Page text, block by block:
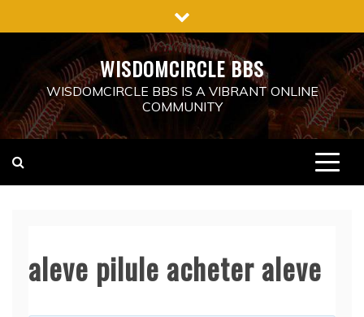
to
WISDOMCIRCLE BBS
WISDOMCIRCLE BBS IS A VIBRANT ONLINE
COMMUNITY
aleve pilule acheter aleve